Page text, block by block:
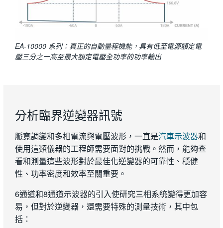
EA-10000 系列：真正的自動量程機能，具有低至電源額定電
壓三分之一高至最大額定電壓全功率的功率輸出​​
分析臨界逆變器訊號
脈寬調變和多相電流與電壓波形，一直是汽車示波器和
使用這類儀器的工程師需要面對的挑戰。然而，能夠查
看和測量這些波形對於最佳化逆變器的可靠性、穩健
性、功率密度和效率至關重要。
6通道和8通道示波器的引入使研究三相系統變得更加容
易，但對於逆變器，還需要特殊的測量技術，其中包
括：